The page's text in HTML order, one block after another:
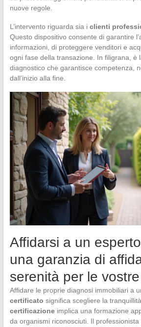
nuove regole.
L’intervento riguarda sia i clienti
Questo dispositivo consente di garantire
informazioni, di proteggere venditori e
ogni fase della transazione. In filigrana, è
diagnostico che garantisce competenza,
dall’inizio alla fine.
Affidarsi a un
una garanzia di
serenità per le
Affidare le proprie diagnosi immobiliari a
certificato significa scegliere la
certificazioneimplica una formazione
da organismi riconosciuti. Il professionista